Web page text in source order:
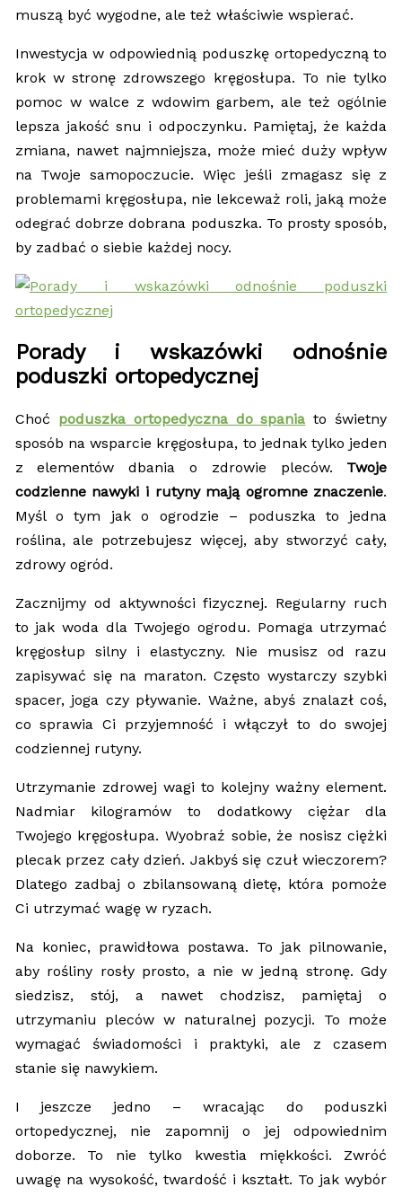
muszą być wygodne, ale też właściwie wspierać.
Inwestycja w odpowiednią poduszkę ortopedyczną to
krok w stronę zdrowszego kręgosłupa. To nie tylko
pomoc w walce z wdowim garbem, ale też ogólnie
lepsza jakość snu i odpoczynku. Pamiętaj, że każda
zmiana, nawet najmniejsza, może mieć duży wpływ
na Twoje samopoczucie. Więc jeśli zmagasz się z
problemami kręgosłupa, nie lekceważ roli, jaką może
odegrać dobrze dobrana poduszka. To prosty sposób,
by zadbać o siebie każdej nocy.
Porady i wskazówki odnośnie
poduszki ortopedycznej
Choć poduszka ortopedyczna do spania to świetny
sposób na wsparcie kręgosłupa, to jednak tylko jeden
z elementów dbania o zdrowie pleców. Twoje
codzienne nawyki i rutyny mają ogromne znaczenie.
Myśl o tym jak o ogrodzie – poduszka to jedna
roślina, ale potrzebujesz więcej, aby stworzyć cały,
zdrowy ogród.
Zacznijmy od aktywności fizycznej. Regularny ruch
to jak woda dla Twojego ogrodu. Pomaga utrzymać
kręgosłup silny i elastyczny. Nie musisz od razu
zapisywać się na maraton. Często wystarczy szybki
spacer, joga czy pływanie. Ważne, abyś znalazł coś,
co sprawia Ci przyjemność i włączył to do swojej
codziennej rutyny.
Utrzymanie zdrowej wagi to kolejny ważny element.
Nadmiar kilogramów to dodatkowy ciężar dla
Twojego kręgosłupa. Wyobraź sobie, że nosisz ciężki
plecak przez cały dzień. Jakbyś się czuł wieczorem?
Dlatego zadbaj o zbilansowaną dietę, która pomoże
Ci utrzymać wagę w ryzach.
Na koniec, prawidłowa postawa. To jak pilnowanie,
aby rośliny rosły prosto, a nie w jedną stronę. Gdy
siedzisz, stój, a nawet chodzisz, pamiętaj o
utrzymaniu pleców w naturalnej pozycji. To może
wymagać świadomości i praktyki, ale z czasem
stanie się nawykiem.
I jeszcze jedno – wracając do poduszki
ortopedycznej, nie zapomnij o jej odpowiednim
doborze. To nie tylko kwestia miękkości. Zwróć
uwagę na wysokość, twardość i kształt. To jak wybór